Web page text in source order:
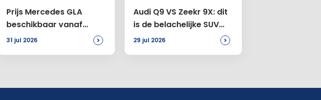
Prijs Mercedes GLA
beschikbaar vanaf
46.899 euro
31 jul 2026 >
Audi Q9 VS Zeekr 9X: dit
is de belachelijke SUV
voor jou
29 jul 2026 >